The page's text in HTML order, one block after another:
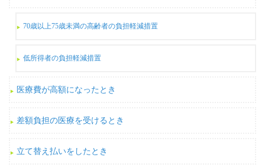
70歳以上75歳未満の高齢者の負担軽減措置
低所得者の負担軽減措置
医療費が高額になったとき
差額負担の医療を受けるとき
立て替え払いをしたとき